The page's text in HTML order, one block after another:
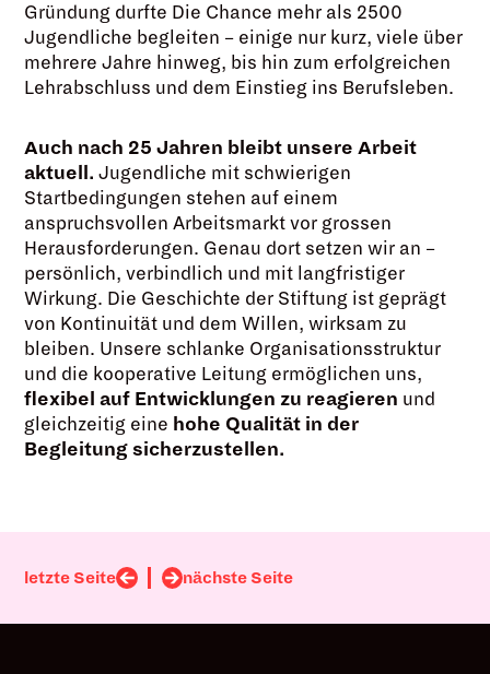
Gründung durfte Die Chance mehr als 2500
Jugendliche begleiten – einige nur kurz, viele über
mehrere Jahre hinweg, bis hin zum erfolgreichen
Lehrabschluss und dem Einstieg ins Berufsleben.
Auch nach 25 Jahren bleibt unsere Arbeit
aktuell. Jugendliche mit schwierigen
Startbedingungen stehen auf einem
anspruchsvollen Arbeitsmarkt vor grossen
Herausforderungen. Genau dort setzen wir an –
persönlich, verbindlich und mit langfristiger
Wirkung. Die Geschichte der Stiftung ist geprägt
von Kontinuität und dem Willen, wirksam zu
bleiben. Unsere schlanke Organisationsstruktur
und die kooperative Leitung ermöglichen uns,
flexibel auf Entwicklungen zu reagieren und
gleichzeitig eine hohe Qualität in der
Begleitung sicherzustellen.
letzte Seite nächste Seite